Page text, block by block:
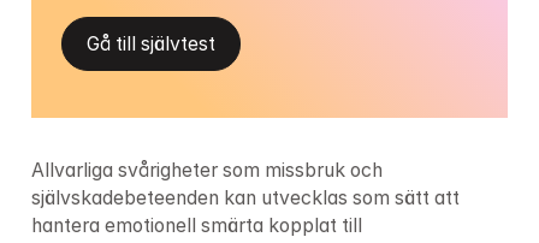
Gå till självtest
Allvarliga svårigheter som missbruk och
självskadebeteenden kan utvecklas som sätt att
hantera emotionell smärta kopplat till